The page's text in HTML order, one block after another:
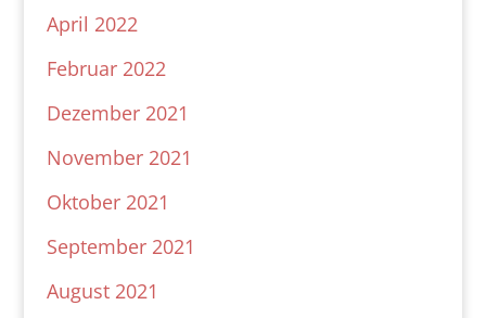
April 2022
Februar 2022
Dezember 2021
November 2021
Oktober 2021
September 2021
August 2021